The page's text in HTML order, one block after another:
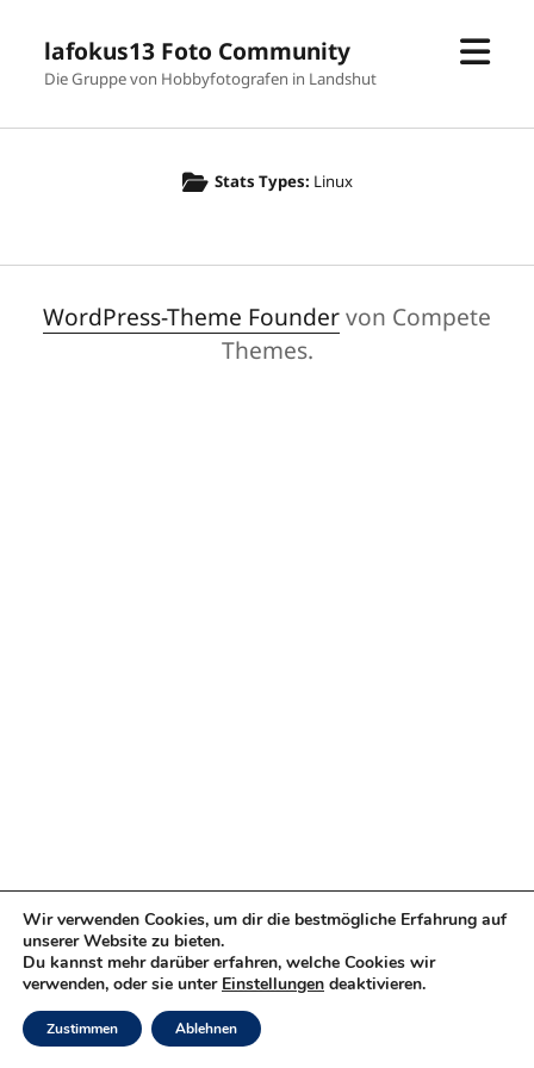
lafokus13 Foto Community
Die Gruppe von Hobbyfotografen in Landshut
Stats Types: Linux
WordPress-Theme Foundervon Compete
Themes.
Wir verwenden Cookies, um dir die bestmögliche Erfahrung auf
unserer Website zu bieten.
Du kannst mehr darüber erfahren, welche Cookies wir
verwenden, oder sie unter Einstellungen deaktivieren.
Zustimmen Ablehnen